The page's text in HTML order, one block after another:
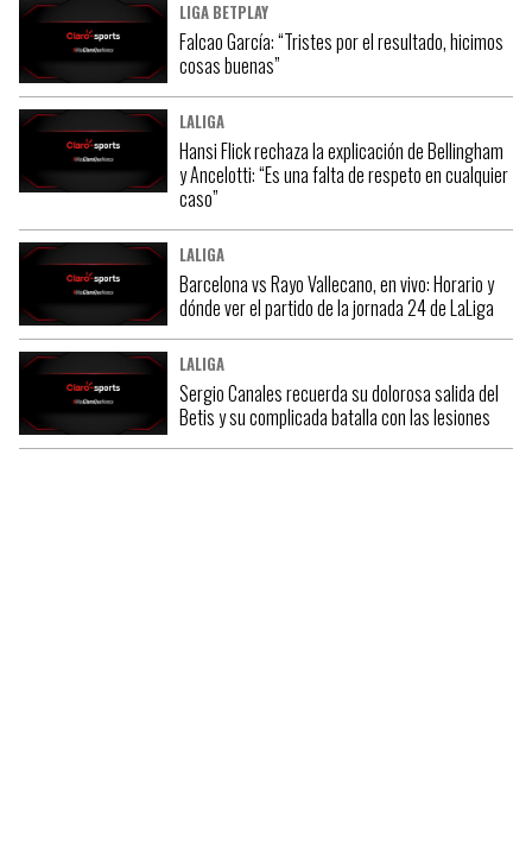
LIGA BETPLAY
Falcao García: “Tristes por el resultado, hicimos
cosas buenas”
LALIGA
Hansi Flick rechaza la explicación de Bellingham
y Ancelotti: “Es una falta de respeto en cualquier
caso”
LALIGA
Barcelona vs Rayo Vallecano, en vivo: Horario y
dónde ver el partido de la jornada 24 de LaLiga
LALIGA
Sergio Canales recuerda su dolorosa salida del
Betis y su complicada batalla con las lesiones